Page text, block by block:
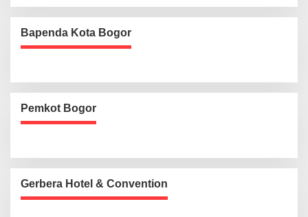
Bapenda Kota Bogor
Pemkot Bogor
Gerbera Hotel & Convention